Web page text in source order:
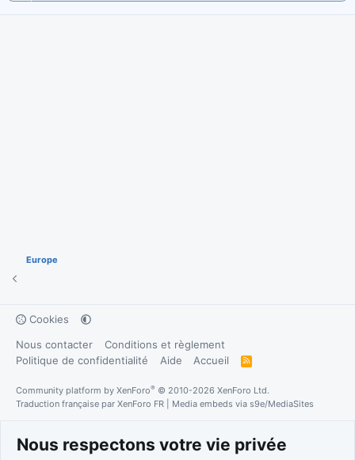
Europe
Cookies
Nous contacter
Conditions et règlement
Politique de confidentialité
Aide Accueil
R
S
Community platform by XenForo® © 2010-2026 XenForo Ltd.
Traduction française par XenForo FR Media embeds via s9e/MediaSites
Nous respectons votre vie privée